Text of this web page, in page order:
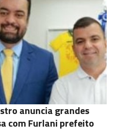
anuncia grandes
com Furlani prefeito